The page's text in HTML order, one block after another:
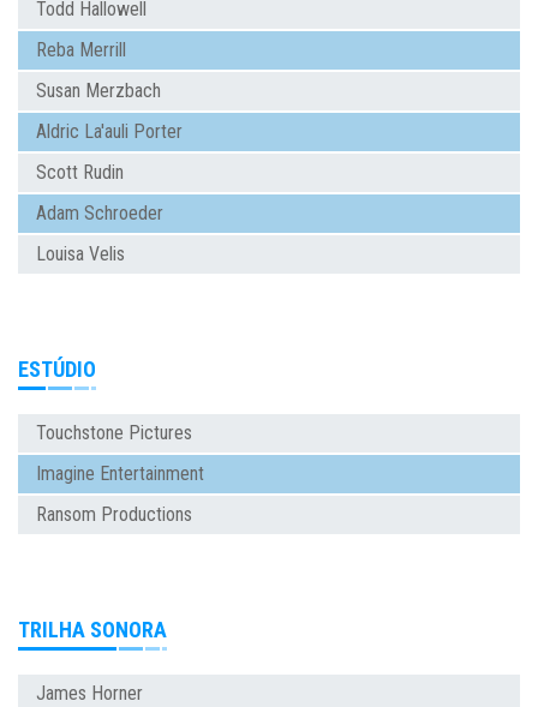
Todd Hallowell
Reba Merrill
Susan Merzbach
Aldric La'auli Porter
Scott Rudin
Adam Schroeder
Louisa Velis
ESTÚDIO
Touchstone Pictures
Imagine Entertainment
Ransom Productions
TRILHA SONORA
James Horner